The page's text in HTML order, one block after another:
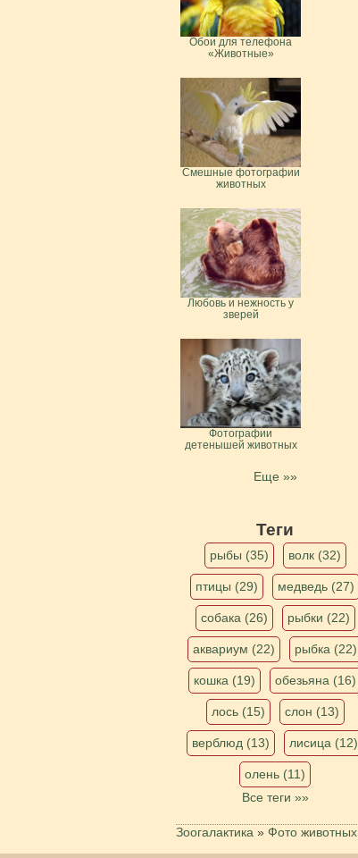
Обои для телефона
«Животные»
Смешные фотографии
животных
Любовь и нежность у
зверей
Фотографии
детенышей животных
Еще »»
Теги
рыбы (35) волк (32)
птицы (29) медведь (27)
собака (26) рыбки (22)
аквариум (22) рыбка (22)
кошка (19) обезьяна (16)
лось (15) слон (13)
верблюд (13) лисица (12)
олень (11)
Все теги »»
Зоогалактика » Фото животных